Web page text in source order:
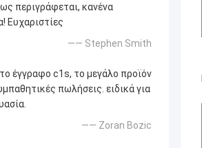
περιγράφεται, κανένα
Ευχαριστίες
—— Stephen Smith
έγγραφο c1s, το μεγάλο προϊόν
πωλήσεις. ειδικά για
—— Zoran Bozic